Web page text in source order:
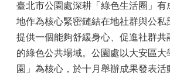
臺北市公園處深耕「綠色生活圈」有
地作為核心緊密鏈結在地社群與公私
提供一個能夠舒緩身心、促進社群共
的綠色公共場域。公園處以大安區大
園」為核心，於十月舉辦成果發表